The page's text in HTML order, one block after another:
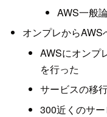
AWS一般
オンプレから
AWSにオンプ
を行った
サービスの移
300近くのサ